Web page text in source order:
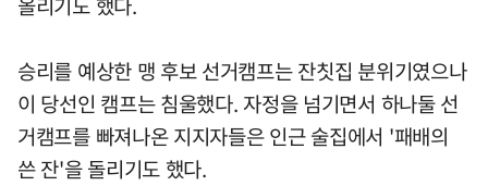
승리를 예상한 맹 후보 선거캠프는 잔칫집 분위기였으나
이 당선인 캠프는 침울했다. 자정을 넘기면서 하나둘 선
거캠프를 빠져나온 지지자들은 인근 술집에서 '패배의
쓴 잔'을 돌리기도 했다.